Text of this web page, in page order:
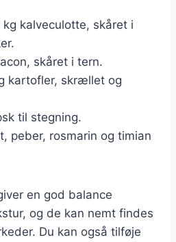
kg kalveculotte, skåret i
skåret i tern.
kartofler, skrællet og
til stegning.
peber, rosmarin og timian
en god balance
og de kan nemt findes
Du kan også tilføje